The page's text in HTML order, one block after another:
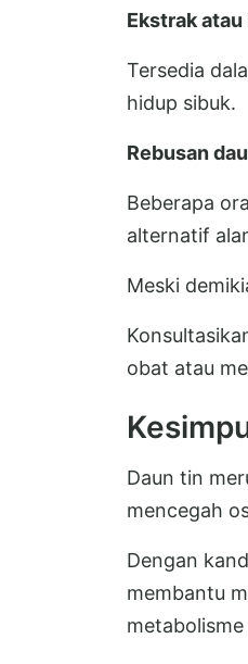
Ekstrak atau
Tersedia
hidup sibuk.
Rebusan
Beberapa
alternatif
Meski
obat atau
Daun tin
mencegah
Dengan
membantu